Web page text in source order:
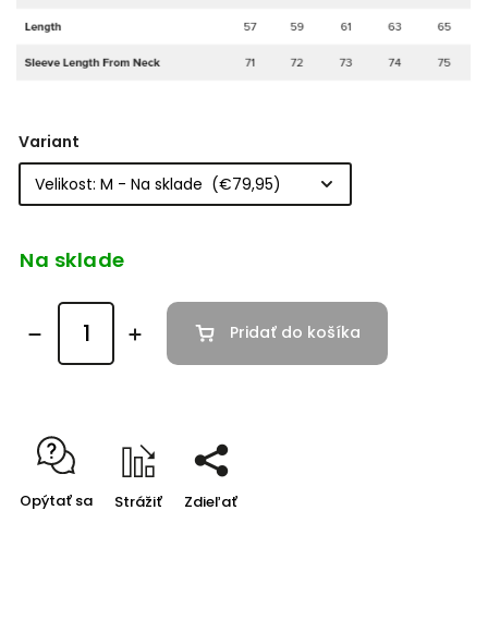
Variant
Na sklade
Pridať do košíka
Opýtať sa Strážiť Zdieľať